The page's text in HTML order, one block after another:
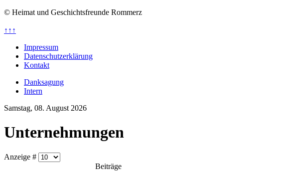
© Heimat und Geschichtsfreunde Rommerz
↑↑↑
Impressum
Datenschutzerklärung
Kontakt
Danksagung
Intern
Samstag, 08. August 2026
Unternehmungen
Anzeige #
Beiträge